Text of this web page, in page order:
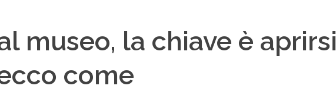
museo, la chiave è aprirsi
come